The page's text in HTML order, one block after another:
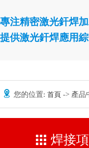
專注精密激光釬焊
提供激光釬焊應用
您的位置: 首頁 -> 產品
焊接